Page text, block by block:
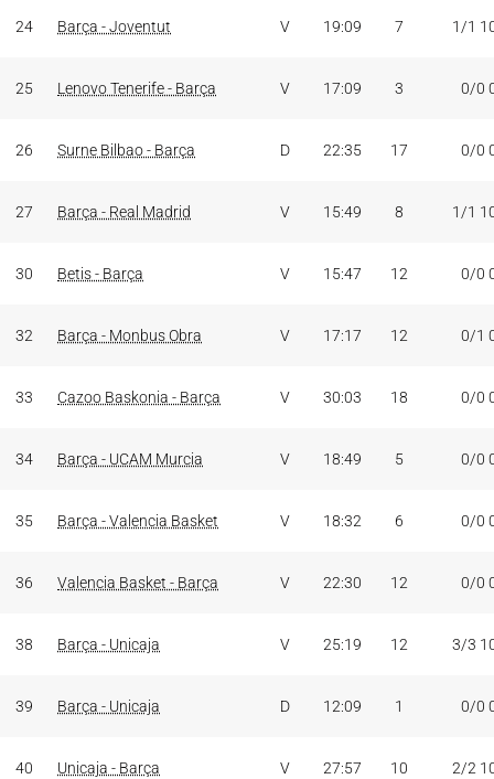
24 Barça - Joventut V 19:09 7 1/1
25 Lenovo Tenerife - Barça V 17:09 3 0/0
26 Surne Bilbao - Barça D 22:35 17 0/0
27 Barça - Real Madrid V 15:49 8 1/1
30 Betis - Barça V 15:47 12 0/0
32 Barça - Monbus Obra V 17:17 12 0/1
33 Cazoo Baskonia - Barça V 30:03 18 0/0
34 Barça - UCAM Murcia V 18:49 5 0/0
35 Barça - Valencia Basket V 18:32 6 0/0
36 Valencia Basket - Barça V 22:30 12 0/0
38 Barça - Unicaja V 25:19 12 3/3
39 Barça - Unicaja D 12:09 1 0/0
40 Unicaja - Barça V 27:57 10 2/2